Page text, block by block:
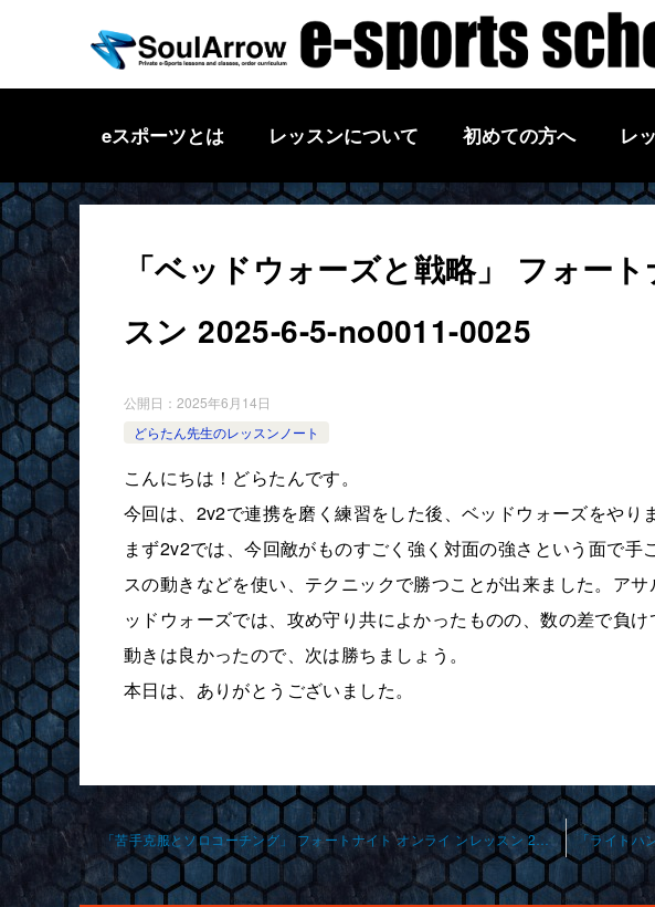
eスポーツとは レッスンについて 初めての方へ レ
「ベッドウォーズと戦略」 フォー
スン 2025-6-5-no0011-0025
公開日： 2025年6月14日
どらたん先生のレッスンノート
こんにちは！どらたんです。
今回は、2v2で連携を磨く練習をした後、ベッドウォーズをやりま
まず2v2では、今回敵がものすごく強く対面の強さという面で手
スの動きなどを使い、テクニックで勝つことが出来ました。ア
ッドウォーズでは、攻め守り共によかったものの、数の差で負け
動きは良かったので、次は勝ちましょう。
本日は、ありがとうございました。
投
稿
「苦手克服とソロコーチング」 フォートナイト オンライ ンレッスン 2025-6-3-no0011-0038